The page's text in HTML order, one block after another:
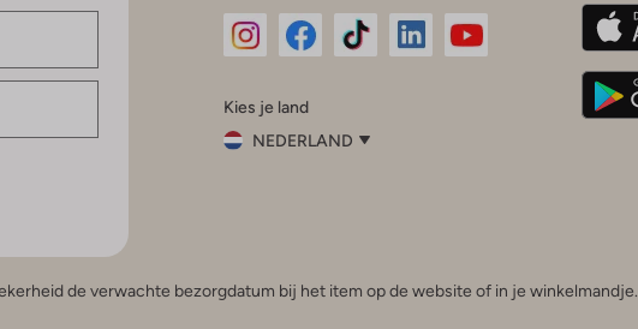
InstagramFacebook
Kies je land
NEDERLAND
België (Nederlands)
de verwachte bezorgdatum bij het item op de website of in je winkelmandje.